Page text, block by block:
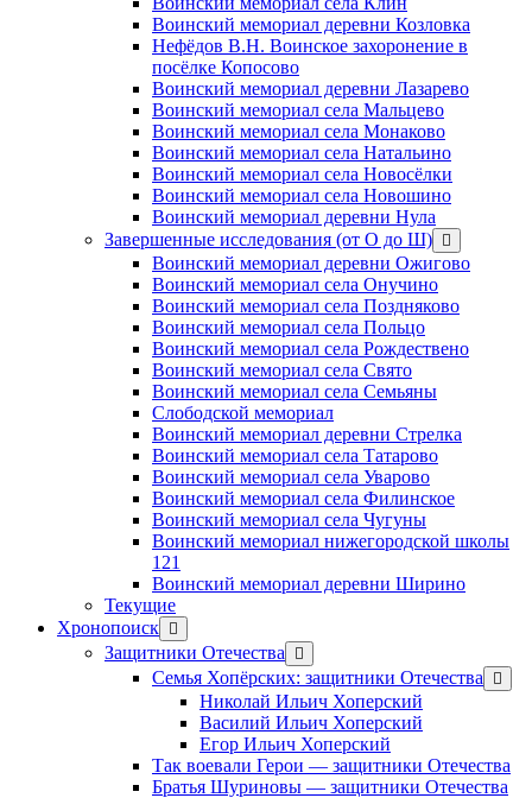
Воинский мемориал деревни Козловка
Нефёдов В.Н. Воинское захоронение в
посёлке Копосово
Воинский мемориал деревни Лазарево
Воинский мемориал села Мальцево
Воинский мемориал села Монаково
Воинский мемориал села Натальино
Воинский мемориал села Новосёлки
Воинский мемориал села Новошино
Воинский мемориал деревни Нула
Завершенные исследования (от О до Ш) открыть
меню
Воинский мемориал деревни Ожигово
Воинский мемориал села Онучино
Воинский мемориал села Поздняково
Воинский мемориал села Польцо
Воинский мемориал села Рождествено
Воинский мемориал села Свято
Воинский мемориал села Семьяны
Слободской мемориал
Воинский мемориал деревни Стрелка
Воинский мемориал села Татарово
Воинский мемориал села Уварово
Воинский мемориал села Филинское
Воинский мемориал села Чугуны
Воинский мемориал нижегородской школы
121
Воинский мемориал деревни Ширино
Текущие
Хронопоиск открыть
меню
Защитники Отечества
открыть
меню
Семья Хопёрских: защитники Отечества
меню
Николай Ильич Хоперский
Василий Ильич Хоперский
Егор Ильич Хоперский
Так воевали Герои — защитники Отечества
Братья Шуриновы — защитники Отечества